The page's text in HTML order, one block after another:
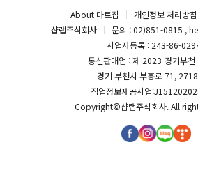
About 마트잡 개인정보 처리방침
샵랩주식회사
문의 : 02)851-0815 ,
사업자등록 : 243-86-
통신판매업 : 제 2023-경기부
경기 부천시 부흥로 71,
직업정보제공사업
Copyright©샵랩주식회사. All